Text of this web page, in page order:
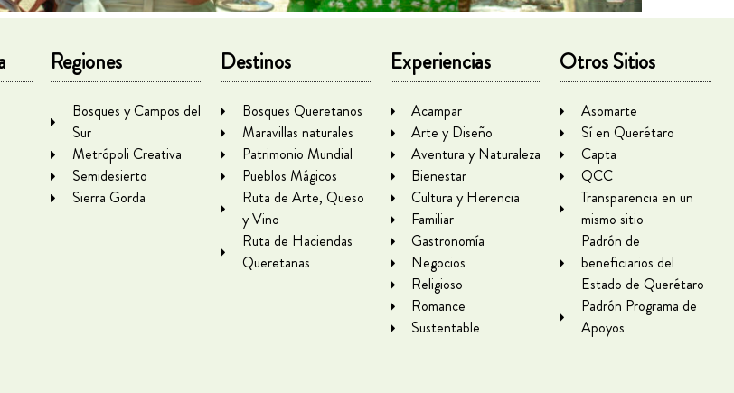
Regiones
Bosques y Campos del
Sur
Metrópoli Creativa
Semidesierto
Sierra Gorda
Destinos
Bosques Queretanos
Maravillas naturales
Patrimonio Mundial
Pueblos Mágicos
Ruta de Arte, Queso
y Vino
Ruta de Haciendas
Queretanas
Experiencias
Acampar
Arte y Diseño
Aventura y Naturaleza
Bienestar
Cultura y Herencia
Familiar
Gastronomía
Negocios
Religioso
Romance
Sustentable
Otros Sitios
Asomarte
Sí en Querétaro
Capta
QCC
Transparencia en un
mismo sitio
Padrón de
beneficiarios del
Estado de Querétaro
Padrón Programa de
Apoyos